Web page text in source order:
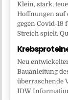
Klein, stark,
Hoffnungen auf
gegen Covid-
Streich spielt.
Neu
Bauanleitung
überraschende
IDW